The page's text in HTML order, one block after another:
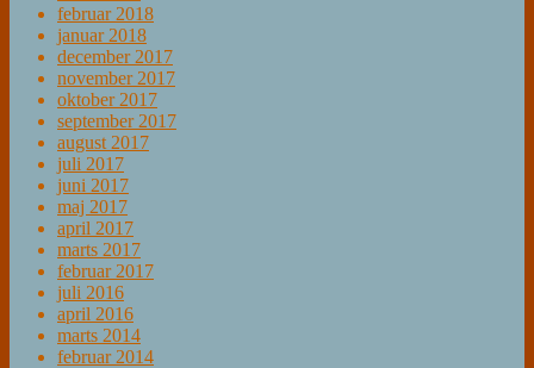
februar 2018
januar 2018
december 2017
november 2017
oktober 2017
september 2017
august 2017
juli 2017
juni 2017
maj 2017
april 2017
marts 2017
februar 2017
juli 2016
april 2016
marts 2014
februar 2014